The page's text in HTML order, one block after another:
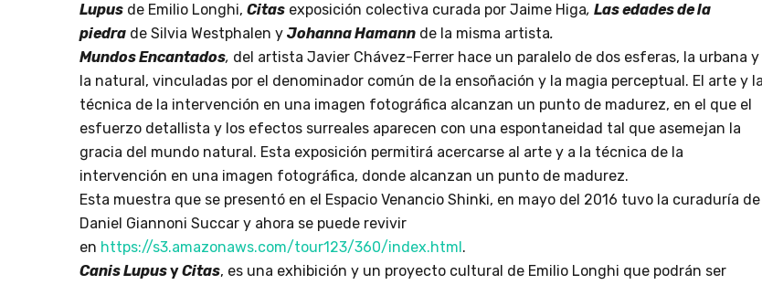
Lupus de Emilio Longhi, Citas exposición colectiva curada por Jaime Higa, Las edades de la
piedra de Silvia Westphalen y Johanna Hamann de la misma artista.
Mundos Encantados, del artista Javier Chávez-Ferrer hace un paralelo de dos esferas, la urbana y
la natural, vinculadas por el denominador común de la ensoñación y la magia perceptual. El arte y la
técnica de la intervención en una imagen fotográfica alcanzan un punto de madurez, en el que el
esfuerzo detallista y los efectos surreales aparecen con una espontaneidad tal que asemejan la
gracia del mundo natural. Esta exposición permitirá acercarse al arte y a la técnica de la
intervención en una imagen fotográfica, donde alcanzan un punto de madurez.
Esta muestra que se presentó en el Espacio Venancio Shinki, en mayo del 2016 tuvo la curaduría de
Daniel Giannoni Succar y ahora se puede revivir
en https://s3.amazonaws.com/tour123/360/index.html.
Canis LupusyCitas, es una exhibición y un proyecto cultural de Emilio Longhi que podrán ser